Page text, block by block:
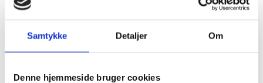
Samtykke Detaljer Om
Denne hjemmeside bruger cookies
Strategi & Forretningsudvikling
Log ind